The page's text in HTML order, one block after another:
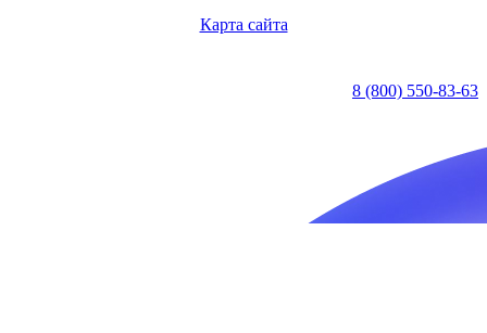
Карта сайта
8 (800) 550-83-63